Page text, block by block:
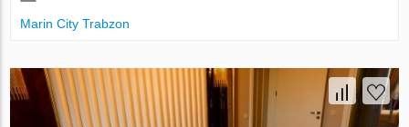
Marin City Trabzon